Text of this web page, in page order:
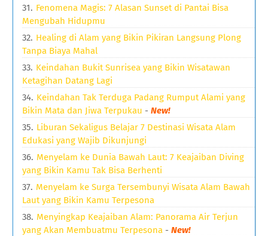
Fenomena Magis: 7 Alasan Sunset di Pantai Bisa
Mengubah Hidupmu
Healing di Alam yang Bikin Pikiran Langsung Plong
Tanpa Biaya Mahal
Keindahan Bukit Sunrisea yang Bikin Wisatawan
Ketagihan Datang Lagi
Keindahan Tak Terduga Padang Rumput Alami yang
Bikin Mata dan Jiwa Terpukau -New!
Liburan Sekaligus Belajar 7 Destinasi Wisata Alam
Edukasi yang Wajib Dikunjungi
Menyelam ke Dunia Bawah Laut: 7 Keajaiban Diving
yang Bikin Kamu Tak Bisa Berhenti
Menyelam ke Surga Tersembunyi Wisata Alam Bawah
Laut yang Bikin Kamu Terpesona
Menyingkap Keajaiban Alam: Panorama Air Terjun
yang Akan Membuatmu Terpesona -New!